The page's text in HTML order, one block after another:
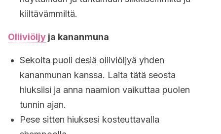
kiiltävämmiltä.
Oliiviöljy ja kananmuna
Sekoita puoli desiä oliiviöljyä yhden
kananmunan kanssa. Laita tätä seosta
hiuksiisi ja anna naamion vaikuttaa puolen
tunnin ajan.
Pese sitten hiuksesi kosteuttavalla